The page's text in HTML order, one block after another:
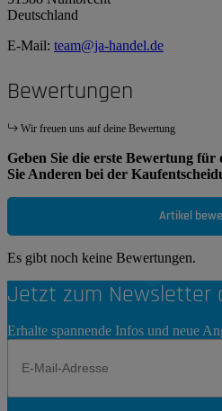
Deutschland
E-Mail: team@ja-handel.de
Bewertungen
Wir freuen uns auf deine Bewertung
Geben Sie die erste Bewertung
Sie Anderen bei der
Artikel
Es gibt noch keine Bewertungen.
Jetzt zum Newsletter
Erhalte spannende Infos und neue